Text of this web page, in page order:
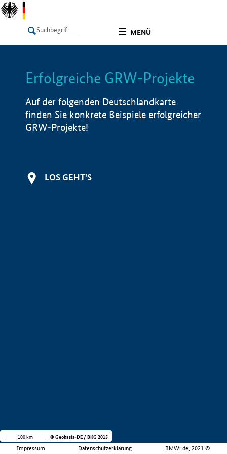
MENÜ
LISTE Info
Erfolgreiche GRW-Projekte
Auf der folgenden Deutschlandkarte
finden Sie konkrete Beispiele erfolgreicher
GRW-Projekte!
LOS GEHT'S
Impressum Datenschutzerklärung BMWi.de, 2021 ©
100 km © Geobasis-DE / BKG 2015